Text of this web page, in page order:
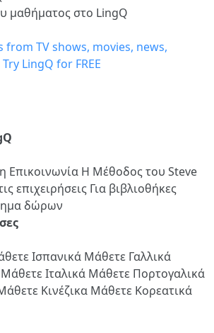
μαθήματος στο LingQ
Επικοινωνία Η Μέθοδος του Steve
επιχειρήσεις Για βιβλιοθήκες
δώρων
Ισπανικά Μάθετε Γαλλικά
Μάθετε Ιταλικά Μάθετε Πορτογαλικά
Κινέζικα Μάθετε Κορεατικά